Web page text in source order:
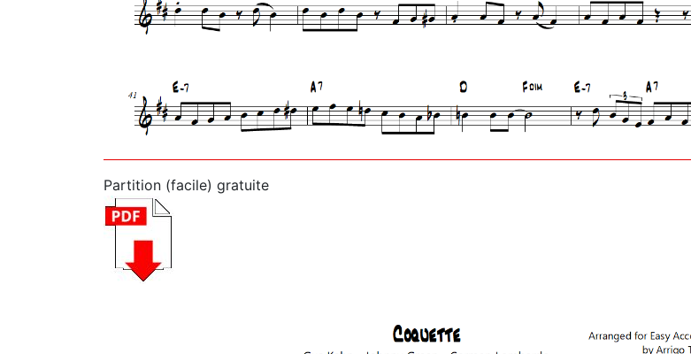
Partition (facile) gratuite